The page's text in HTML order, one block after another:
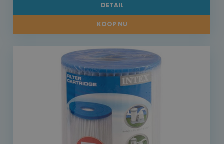
DETAIL
KOOP NU